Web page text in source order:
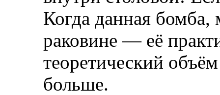
Когда данная бомба,
раковине — её
теоретический
больше.